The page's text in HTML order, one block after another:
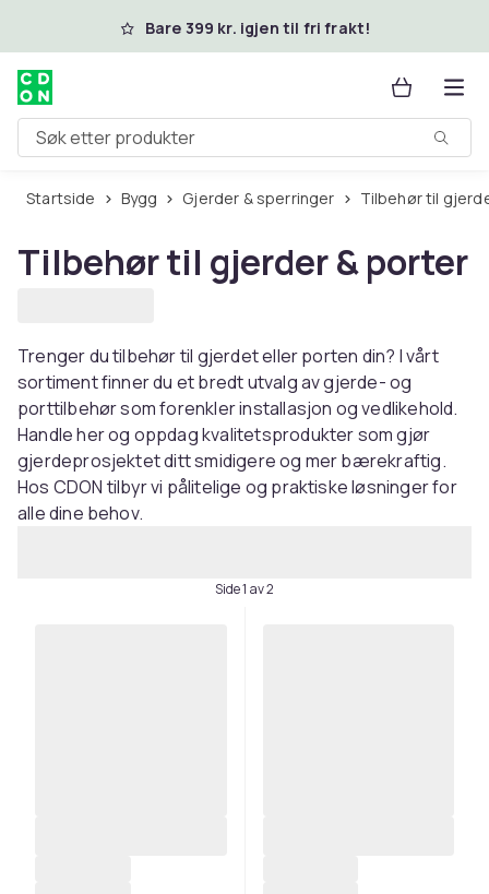
Hopp til hovedinnholdBare 399 kr. igjen til fri frakt!
Søk etter produkter
Startside Bygg Gjerder & sperringer Tilbehør til
Tilbehør til gjerder & porter
Trenger du tilbehør til gjerdet eller porten din? I vårt
sortiment finner du et bredt utvalg av gjerde- og
porttilbehør som forenkler installasjon og vedlikehold.
Handle her og oppdag kvalitetsprodukter som gjør
gjerdeprosjektet ditt smidigere og mer bærekraftig.
Hos CDON tilbyr vi pålitelige og praktiske løsninger for
alle dine behov.
Side 1 av 2